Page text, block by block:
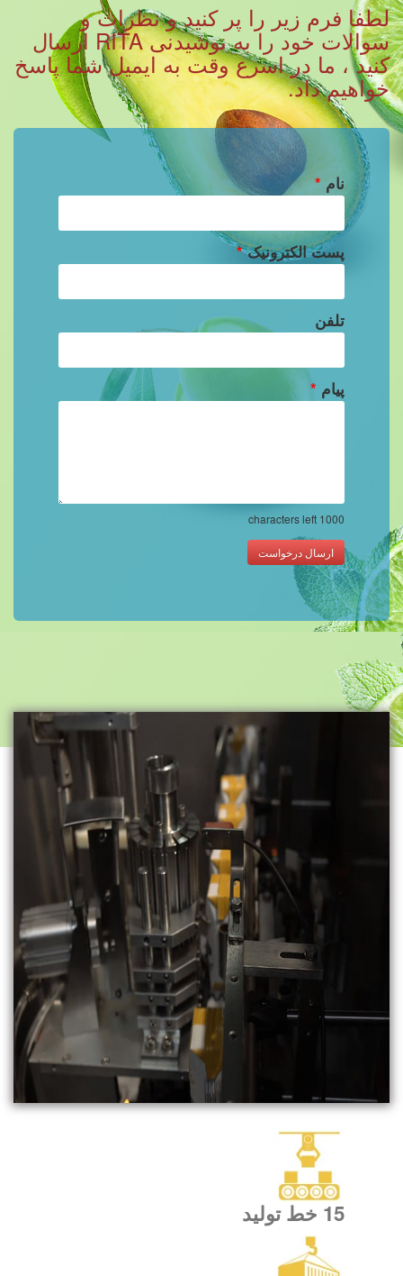
لطفا فرم زیر را پر کنید و نظرات و
سوالات خود را به نوشیدنی RITA ارسال
کنید ، ما در اسرع وقت به ایمیل شما پاسخ
خواهیم داد.
نام *
پست الکترونیک*
تلفن
پیام *
1000
ارسال درخواست
15 خط تولید